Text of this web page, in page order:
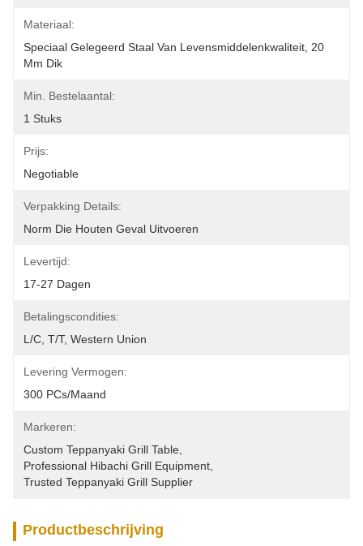
Materiaal:
Speciaal Gelegeerd Staal Van Levensmiddelenkwaliteit, 20
Mm Dik
Min. Bestelaantal:
1 Stuks
Prijs:
Negotiable
Verpakking Details:
Norm Die Houten Geval Uitvoeren
Levertijd:
17-27 Dagen
Betalingscondities:
L/C, T/T, Western Union
Levering Vermogen:
300 PCs/Maand
Markeren:
Custom Teppanyaki Grill Table
Professional Hibachi Grill Equipment
Trusted Teppanyaki Grill Supplier
Productbeschrijving